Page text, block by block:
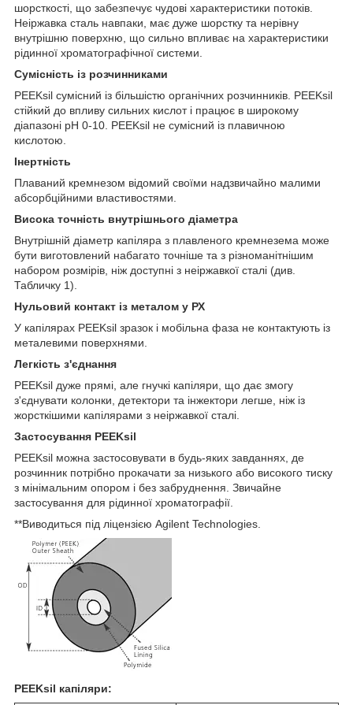
шорсткості, що забезпечує чудові характеристики потоків.
Неіржавка сталь навпаки, має дуже шорстку та нерівну
внутрішню поверхню, що сильно впливає на характеристики
рідинної хроматографічної системи.
Сумісність із розчинниками
PEEKsil сумісний із більшістю органічних розчинників. PEEKsil
стійкий до впливу сильних кислот і працює в широкому
діапазоні pH 0-10. PEEKsil не сумісний із плавичною
кислотою.
Інертність
Плаваний кремнезом відомий своїми надзвичайно малими
абсорбційними властивостями.
Висока точність внутрішнього діаметра
Внутрішній діаметр капіляра з плавленого кремнезема може
бути виготовлений набагато точніше та з різноманітнішим
набором розмірів, ніж доступні з неіржавкої сталі (див.
Табличку 1).
Нульовий контакт із металом у РХ
У капілярах PEEKsil зразок і мобільна фаза не контактують із
металевими поверхнями.
Легкість з'єднання
PEEKsil дуже прямі, але гнучкі капіляри, що дає змогу
з'єднувати колонки, детектори та інжектори легше, ніж із
жорсткішими капілярами з неіржавкої сталі.
Застосування PEEKsil
PEEKsil можна застосовувати в будь-яких завданнях, де
розчинник потрібно прокачати за низького або високого тиску
з мінімальним опором і без забруднення. Звичайне
застосування для рідинної хроматографії.
**Виводиться під ліцензією Agilent Technologies.
PEEKsil капіляри: